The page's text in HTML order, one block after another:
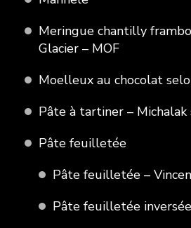
Meringue chantilly
Glacier – MOF
Moelleux au chocolat
Pâte à tartiner –
Pâte feuilletée
Pâte feuilletée –
Pâte feuilletée